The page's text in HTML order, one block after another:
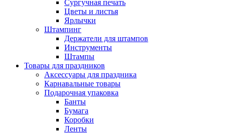
Сургучная печать
Цветы и листья
Ярлычки
Штампинг
Держатели для штампов
Инструменты
Штампы
Товары для праздников
Аксессуары для праздника
Карнавальные товары
Подарочная упаковка
Банты
Бумага
Коробки
Ленты